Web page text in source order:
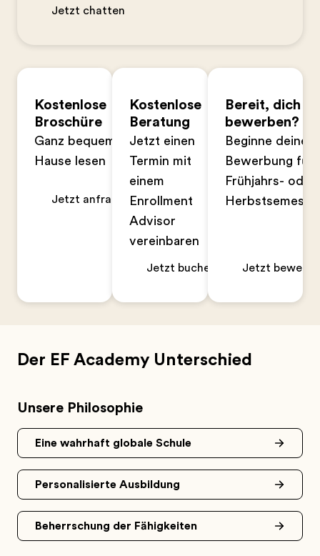
Jetzt chatten
Kostenlose
Broschüre
Ganz bequem zu
Hause lesen
Jetzt anfragen
Kostenlose
Beratung
Jetzt einen
Termin mit
einem
Enrollment
Advisor
vereinbaren
Jetzt buchen
Bereit, dich zu
bewerben?
Beginne deine
Bewerbung für
Frühjahrs- oder
Jetzt
Der EF Academy Unterschied
Unsere Philosophie
Eine wahrhaft globale Schule
Personalisierte Ausbildung
Beherrschung der Fähigkeiten